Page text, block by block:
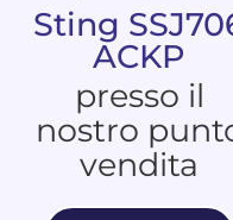
Sting
ACKP
presso il
nostro
vendita